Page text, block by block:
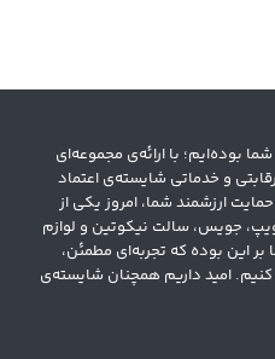
در کنار شما بوده‌ایم؛ با ارائه‌ی مجموعه‌ای
و خدماتی شایسته‌ی اعتماد
ارزشمند شما، امروز یکی از
جویس، سالت نیکوتین و لوازم
این بوده که تجربه‌ای مطمئن،
امید داریم همچنان شایسته‌ی